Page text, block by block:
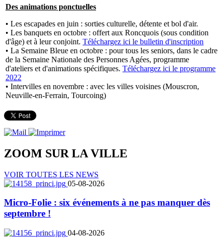
Des animations ponctuelles
• Les escapades en juin : sorties culturelle, détente et bol d'air.
• Les banquets en octobre : offert aux Roncquois (sous condition
d'âge) et à leur conjoint. Téléchargez ici le bulletin d'inscription
• La Semaine Bleue en octobre : pour tous les seniors, dans le cadre
de la Semaine Nationale des Personnes Agées, programme
d'ateliers et d'animations spécifiques. Téléchargez ici le programme
2022
• Intervilles en novembre : avec les villes voisines (Mouscron,
Neuville-en-Ferrain, Tourcoing)
ZOOM SUR LA VILLE
VOIR TOUTES LES NEWS
05-08-2026
Micro-Folie : six événements à ne pas manquer dès
septembre !
04-08-2026